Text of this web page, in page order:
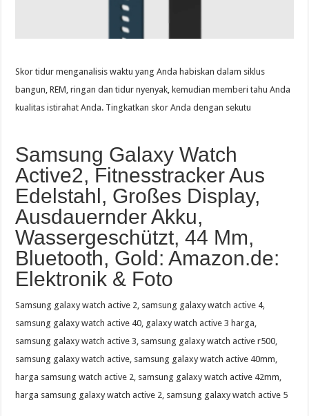
Skor tidur menganalisis waktu yang Anda habiskan dalam siklus
bangun, REM, ringan dan tidur nyenyak, kemudian memberi tahu Anda
kualitas istirahat Anda. Tingkatkan skor Anda dengan sekutu
Samsung Galaxy Watch
Active2, Fitnesstracker Aus
Edelstahl, Großes Display,
Ausdauernder Akku,
Wassergeschützt, 44 Mm,
Bluetooth, Gold: Amazon.de:
Elektronik & Foto
Samsung galaxy watch active 2, samsung galaxy watch active 4,
samsung galaxy watch active 40, galaxy watch active 3 harga,
samsung galaxy watch active 3, samsung galaxy watch active r500,
samsung galaxy watch active, samsung galaxy watch active 40mm,
harga samsung watch active 2, samsung galaxy watch active 42mm,
harga samsung galaxy watch active 2, samsung galaxy watch active 5